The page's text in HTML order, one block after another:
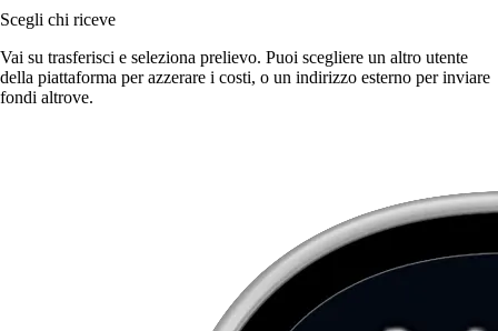
Scegli chi riceve
Vai su trasferisci e seleziona prelievo. Puoi scegliere un altro utente
della piattaforma per azzerare i costi, o un indirizzo esterno per inviare
fondi altrove.